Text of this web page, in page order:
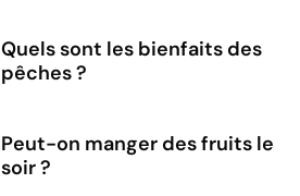
Quels sont les bienfaits des
pêches ?
Peut-on manger des fruits le
soir ?